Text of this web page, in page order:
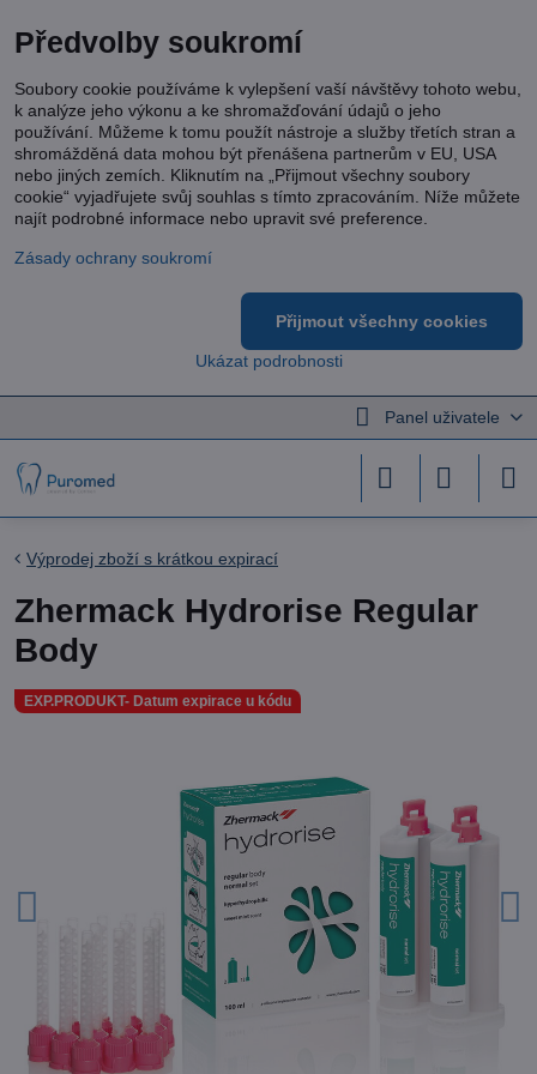
Panel uživatele
EXP.PRODUKT- Datum expirace u kódu
Výprodej zboží s krátkou expirací
Zhermack Hydrorise Regular
Body
Předvolby soukromí
Soubory cookie používáme k vylepšení vaší návštěvy tohoto webu,
k analýze jeho výkonu a ke shromažďování údajů o jeho
používání. Můžeme k tomu použít nástroje a služby třetích stran a
shromážděná data mohou být přenášena partnerům v EU, USA
nebo jiných zemích. Kliknutím na „Přijmout všechny soubory
cookie“ vyjadřujete svůj souhlas s tímto zpracováním. Níže můžete
najít podrobné informace nebo upravit své preference.
Zásady ochrany soukromí
Ukázat podrobnosti
Přijmout všechny cookies